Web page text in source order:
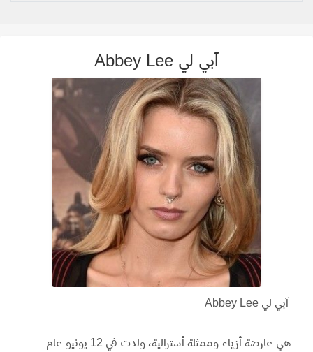
آبي لي Abbey Lee
آبي لي Abbey Lee
هي عارضة أزياء وممثلة أسترالية، ولدت في 12 يونيو عام